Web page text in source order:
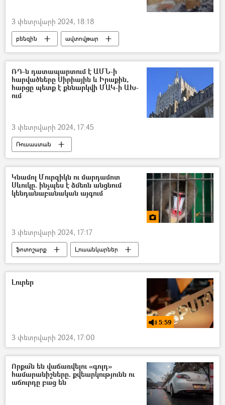
3 փետրվարի 2024, 18:18
բենզին
ավտովթար
ավտոմեքենա
բեռնատար
Տուժածներ
Արագածոտնի մարզ
ՌԴ-ն դատապարտում է ԱՄՆ-ի
հարվածները Սիրիային և Իրաքին,
հարցը պետք է քննարկվի ՄԱԿ-ի ԱԽ-
ում
3 փետրվարի 2024, 17:45
Ռուսաստան
Արտաքին գործերի նախարարություն (ԱԳՆ)
Միավորված ազգերի կազմակերպություն (ՄԱԿ)
Իրաք
Սիրիա
հրթիռակոծություն
Կնամոլ Մուրզիկն ու մարդամոտ
Սևուկը. ինչպես է ձմեռն անցնում
կենդանաբանական այգում
3 փետրվարի 2024, 17:17
ֆոտոշարք
Լուսանկարներ
Կենդանաբանական այգի
Երևան
ձմեռ
Լուրեր
5:59
3 փետրվարի 2024, 17:00
Որքա՞ն են վաճառվելու «գոլդ»
համարանիշները. քվեարկությունն ու
աճուրդը բաց են